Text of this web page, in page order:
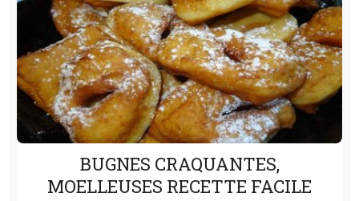
BUGNES CRAQUANTES,
MOELLEUSES RECETTE FACILE